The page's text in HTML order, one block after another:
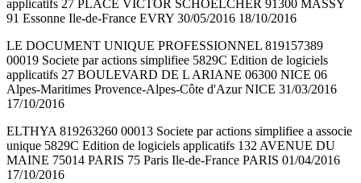
applicatifs 27 PLACE VICTOR SCHOELCHER 91300 MASSY
91 Essonne Ile-de-France EVRY 30/05/2016 18/10/2016
LE DOCUMENT UNIQUE PROFESSIONNEL 819157389
00019 Societe par actions simplifiee 5829C Edition de logiciels
applicatifs 27 BOULEVARD DE L ARIANE 06300 NICE 06
Alpes-Maritimes Provence-Alpes-Côte d'Azur NICE 31/03/2016
17/10/2016
ELTHYA 819263260 00013 Societe par actions simplifiee a associe
unique 5829C Edition de logiciels applicatifs 132 AVENUE DU
MAINE 75014 PARIS 75 Paris Ile-de-France PARIS 01/04/2016
17/10/2016